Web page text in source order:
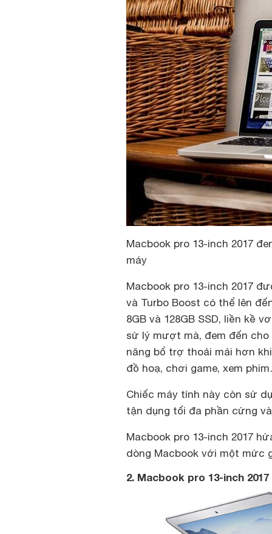
Macbook pro 13-inch 2017
máy
Macbook pro 13-inch 2017
và Turbo Boost có thể lên
8GB và 128GB SSD, liền kề
sử lý mượt mà, đem đến
năng bổ trợ thoải mái hơn
đồ hoạ, chơi game, xem
Chiếc máy tính này còn sử
tận dụng tối đa phần cứng
Macbook pro 13-inch 2017
dòng Macbook với một mức
2. Macbook pro 13-inch